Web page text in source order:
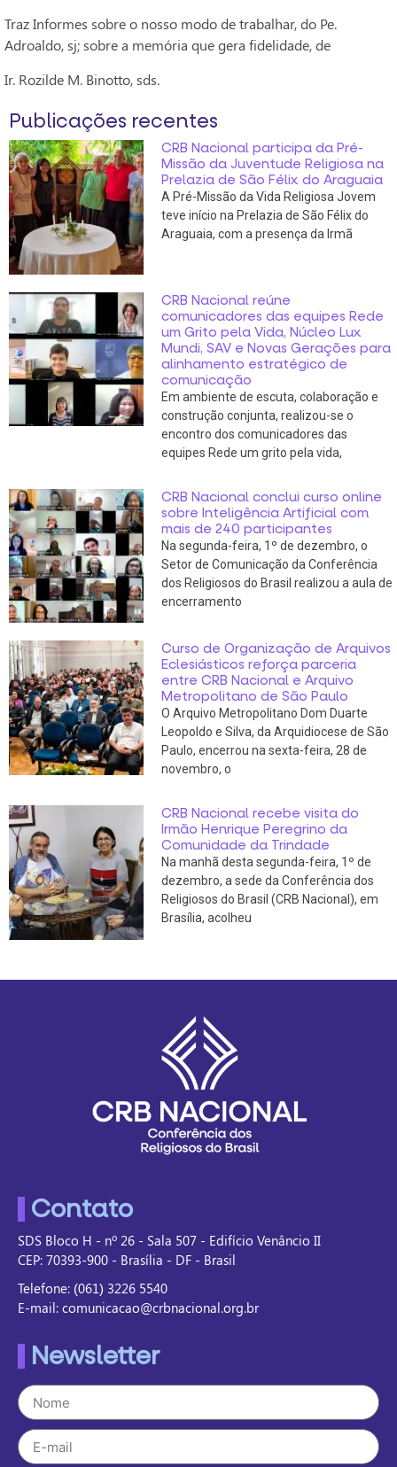
Traz Informes sobre o nosso modo de trabalhar, do Pe.
Adroaldo, sj; sobre a memória que gera fidelidade, de
Ir. Rozilde M. Binotto, sds.
Publicações recentes
CRB Nacional participa da Pré-
Missão da Juventude Religiosa na
Prelazia de São Félix do Araguaia
A Pré-Missão da Vida Religiosa Jovem
teve início na Prelazia de São Félix do
Araguaia, com a presença da Irmã
CRB Nacional reúne
comunicadores das equipes Rede
um Grito pela Vida, Núcleo Lux
Mundi, SAV e Novas Gerações para
alinhamento estratégico de
comunicação
Em ambiente de escuta, colaboração e
construção conjunta, realizou-se o
encontro dos comunicadores das
equipes Rede um grito pela vida,
CRB Nacional conclui curso online
sobre Inteligência Artificial com
mais de 240 participantes
Na segunda-feira, 1º de dezembro, o
Setor de Comunicação da Conferência
dos Religiosos do Brasil realizou a aula de
encerramento
Curso de Organização de Arquivos
Eclesiásticos reforça parceria
entre CRB Nacional e Arquivo
Metropolitano de São Paulo
O Arquivo Metropolitano Dom Duarte
Leopoldo e Silva, da Arquidiocese de São
Paulo, encerrou na sexta-feira, 28 de
novembro, o
CRB Nacional recebe visita do
Irmão Henrique Peregrino da
Comunidade da Trindade
Na manhã desta segunda-feira, 1º de
dezembro, a sede da Conferência dos
Religiosos do Brasil (CRB Nacional), em
Brasília, acolheu
Contato
SDS Bloco H - nº 26 - Sala 507 - Edifício Venâncio II
CEP: 70393-900 - Brasília - DF - Brasil
Telefone: (061) 3226 5540
E-mail: comunicacao@crbnacional.org.br
Newsletter